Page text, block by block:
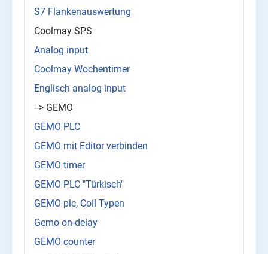
S7 Flankenauswertung
Coolmay SPS
Analog input
Coolmay Wochentimer
Englisch analog input
--> GEMO
GEMO PLC
GEMO mit Editor verbinden
GEMO timer
GEMO PLC "Türkisch"
GEMO plc, Coil Typen
Gemo on-delay
GEMO counter